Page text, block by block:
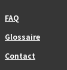
FAQ
Glossaire
Contact